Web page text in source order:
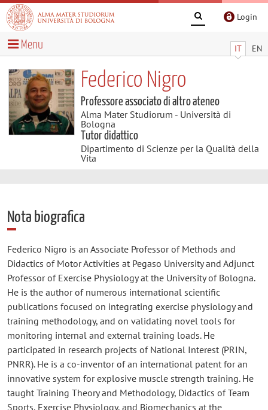
Login
IT EN
Menu
Federico Nigro
Professore associato di altro ateneo
Alma Mater Studiorum - Università di
Bologna
Tutor didattico
Dipartimento di Scienze per la Qualità della
Vita
Nota biografica
Federico Nigro is an Associate Professor of Methods and
Didactics of Motor Activities at Pegaso University and Adjunct
Professor of Exercise Physiology at the University of Bologna.
He is the author of numerous international scientific
publications focused on integrating exercise physiology and
training methodology, and on validating novel tools for
monitoring internal and external training loads. He
participated in research projects of National Interest (PRIN,
PNRR). He is a co-inventor of an international patent for an
innovative system for explosive muscle strength training. He
taught Training Theory and Methodology, Didactics of Team
Sports, Exercise Physiology, and Biomechanics at the